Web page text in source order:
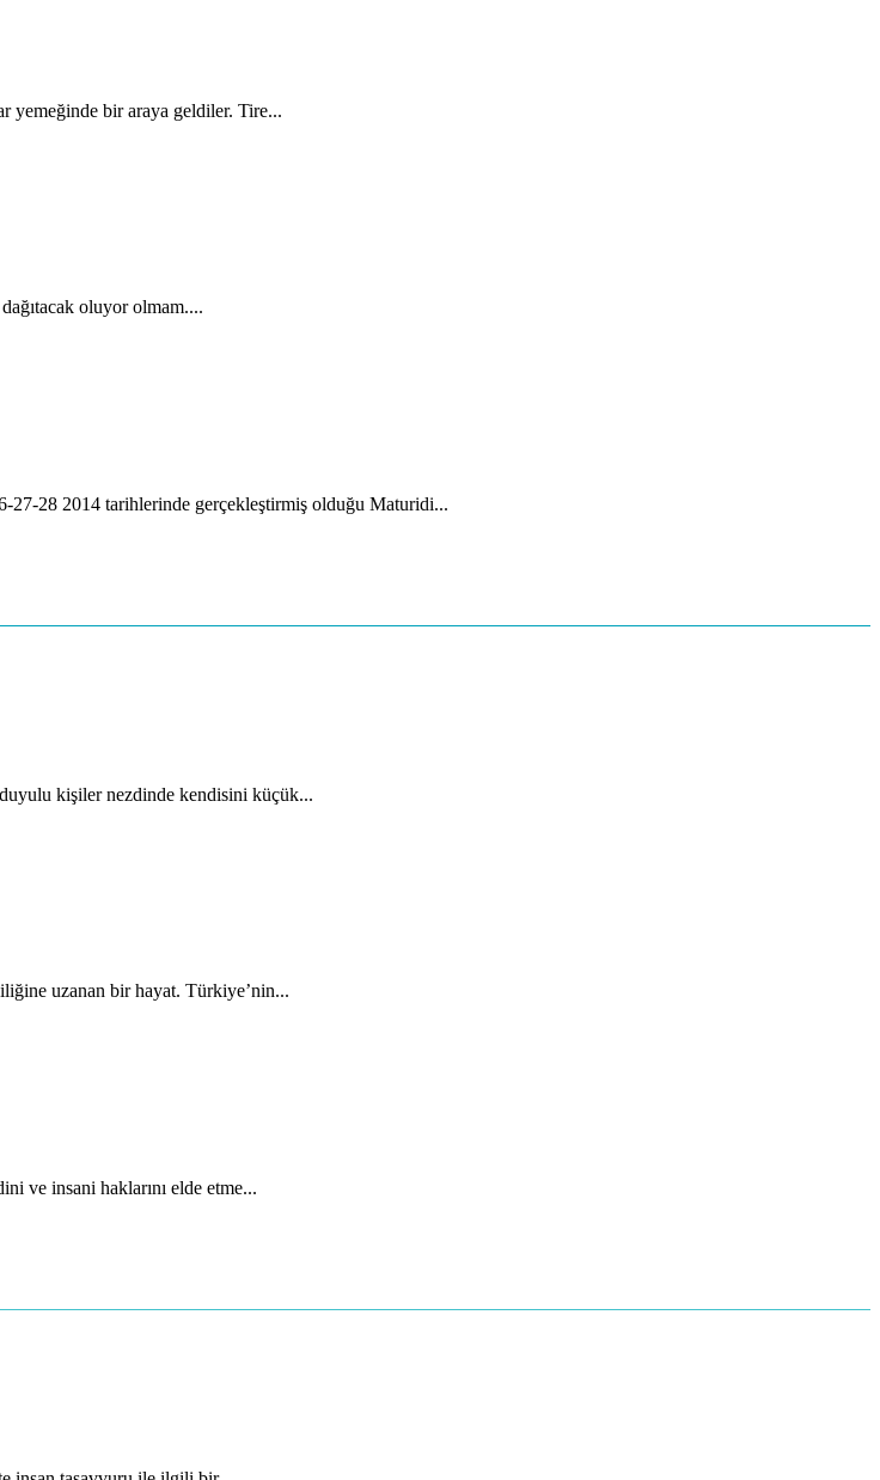
yemeğinde bir araya geldiler. Tire...
oluyor olmam....
27-28 2014 tarihlerinde gerçekleştirmiş olduğu Maturidi...
kişiler nezdinde kendisini küçük...
uzanan bir hayat. Türkiye’nin...
ve insani haklarını elde etme...